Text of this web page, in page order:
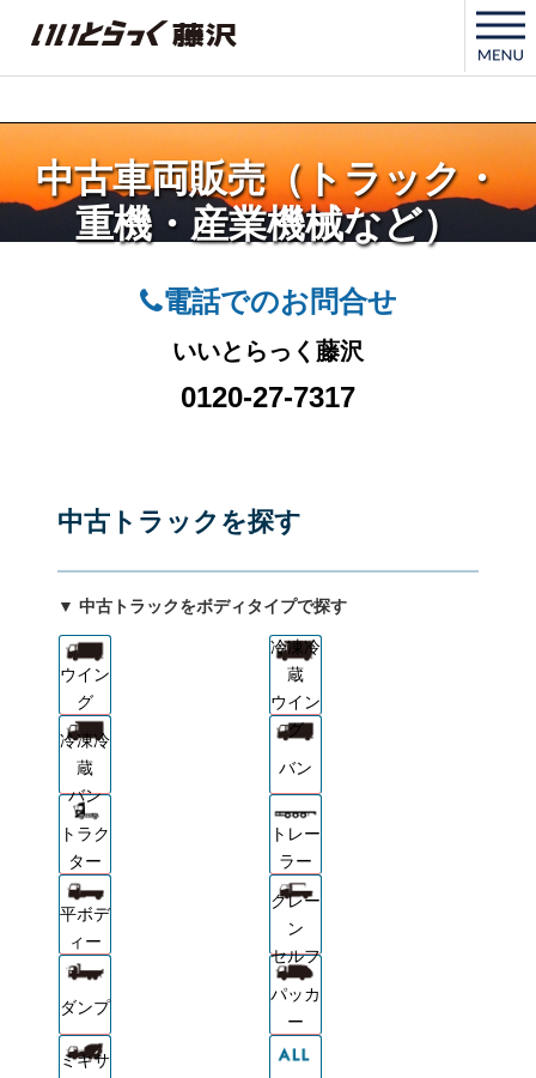
いいとらっく藤沢
中古車両販売（トラック・
重機・産業機械など）
電話でのお問合せ
いいとらっく藤沢
0120-27-7317
中古トラックを探す
▼ 中古トラックをボディタイプで探す
ウイン
グ
冷凍冷
蔵
ウイン
グ
冷凍冷
蔵
バン
バン
トラク
ター
トレー
ラー
平ボデ
ィー
クレー
ン
セルフ
ダンプ
パッカ
ー
ミキサ